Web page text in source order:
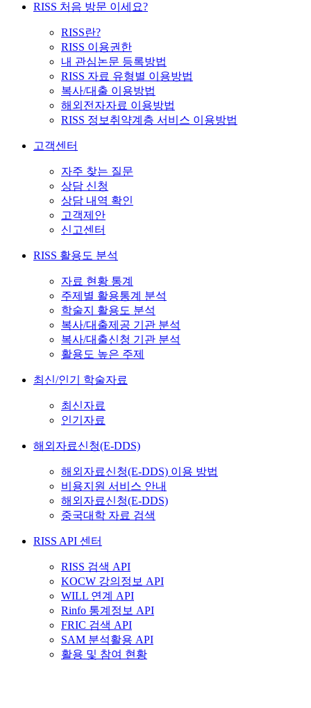
RISS 처음 방문 이세요?
RISS란?
RISS 이용권한
내 관심논문 등록방법
RISS 자료 유형별 이용방법
복사/대출 이용방법
해외전자자료 이용방법
RISS 정보취약계층 서비스 이용방법
고객센터
자주 찾는 질문
상담 신청
상담 내역 확인
고객제안
신고센터
RISS 활용도 분석
자료 현황 통계
주제별 활용통계 분석
학술지 활용도 분석
복사/대출제공 기관 분석
복사/대출신청 기관 분석
활용도 높은 주제
최신/인기 학술자료
최신자료
인기자료
해외자료신청(E-DDS)
해외자료신청(E-DDS) 이용 방법
비용지원 서비스 안내
해외자료신청(E-DDS)
중국대학 자료 검색
RISS API 센터
RISS 검색 API
KOCW 강의정보 API
WILL 연계 API
Rinfo 통계정보 API
FRIC 검색 API
SAM 분석활용 API
활용 및 참여 현황